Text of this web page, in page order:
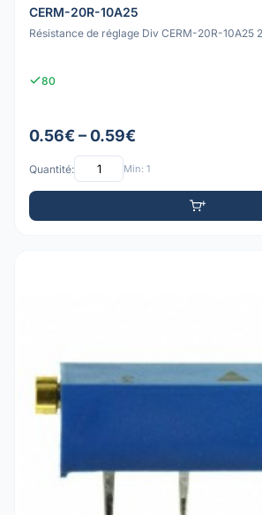
CERM-20R-10A25
Résistance de réglage Div CERM-20R-10A25
80
0.56€ – 0.59€
Quantité: Min: 1